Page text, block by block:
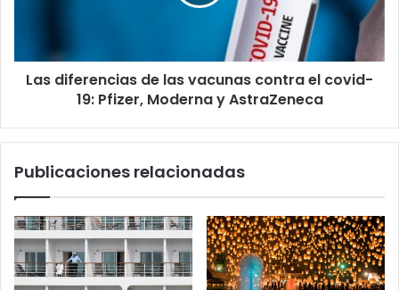
Las diferencias de las vacunas contra el covid-
19: Pfizer, Moderna y AstraZeneca
Publicaciones relacionadas